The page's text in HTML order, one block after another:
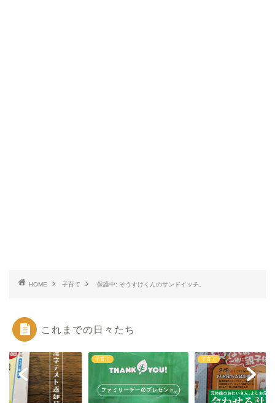
HOME 子育て 保護中: そうすけくんのサンドイッチ。
これまでの日々たち
子育て 子育て